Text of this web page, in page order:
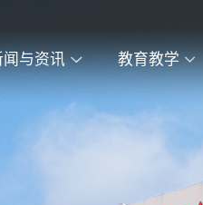
闻与资讯 教育教学